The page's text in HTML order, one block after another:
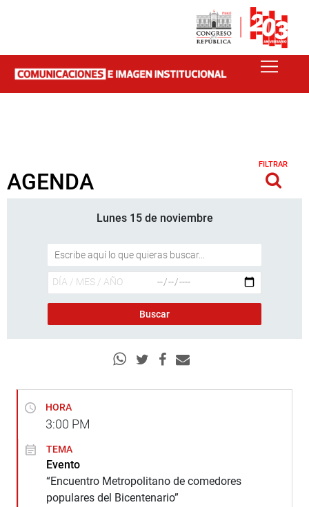
AGENDA
FILTRAR
Lunes 15 de noviembre
HORA
3:00 PM
TEMA
Evento
“Encuentro Metropolitano de comedores
populares del Bicentenario”